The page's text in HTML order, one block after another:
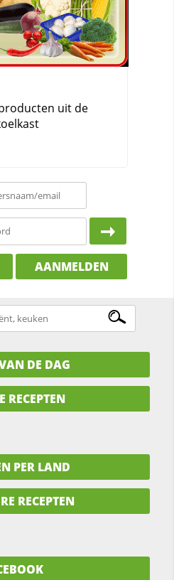
AANMELDEN
DE DAG
RECEPTEN
PER LAND
RECEPTEN